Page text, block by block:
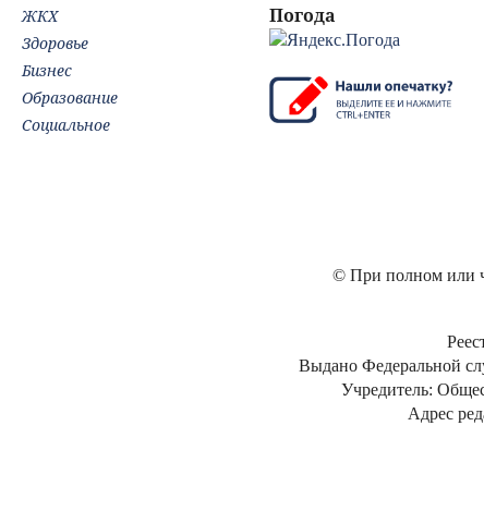
ЖКХ
Здоровье
Бизнес
Образование
Социальное
Погода
© При полном или
Выдано Федеральной
Учредитель:
Адрес